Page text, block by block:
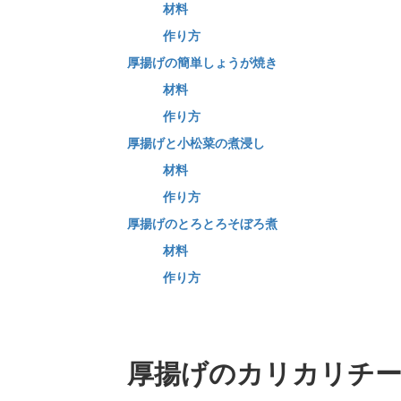
材料
作り方
厚揚げの簡単しょうが焼き
材料
作り方
厚揚げと小松菜の煮浸し
材料
作り方
厚揚げのとろとろそぼろ煮
材料
作り方
厚揚げのカリカリチ